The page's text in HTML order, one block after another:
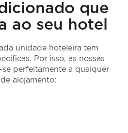
que
ao seu hotel
unidade hoteleira tem
Por isso, as nossas
perfeitamente a qualquer
alojamento: